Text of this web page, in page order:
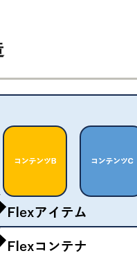
ロパティ
」プロパティ
？
CSS】